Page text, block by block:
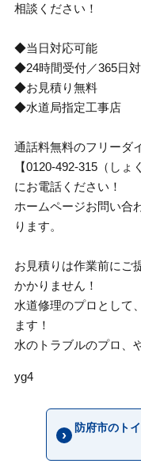
相談ください！
◆当日対応可能
◆24時間受付／365日
◆お見積り無料
◆水道局指定工事店
通話料無料のフリーダ
【0120-492-315（し
にお電話ください！
ホームページお問い合
ります。
お見積りは作業前にご
かかりません！
水道修理のプロとして
ます！
水のトラブルのプロ、
yg4
防府市のト